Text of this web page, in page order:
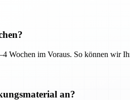
Wochen im Voraus. So können wir
an?